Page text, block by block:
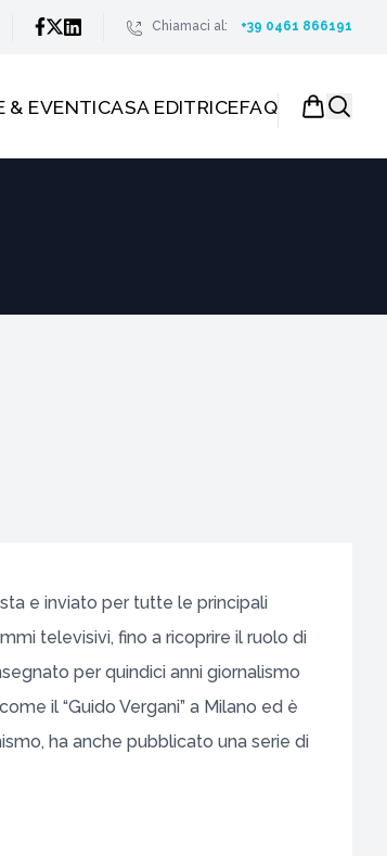
Chiamaci al: +39 0461 866191
& EVENTICASA EDITRICEFAQ
e inviato per tutte le principali
televisivi, fino a ricoprire il ruolo di
per quindici anni giornalismo
il “Guido Vergani” a Milano ed è
ha anche pubblicato una serie di